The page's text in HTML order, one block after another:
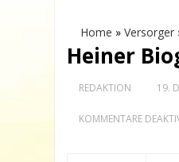
Home » Versorger
Heiner
REDAKTION 19.
KOMMENTARE